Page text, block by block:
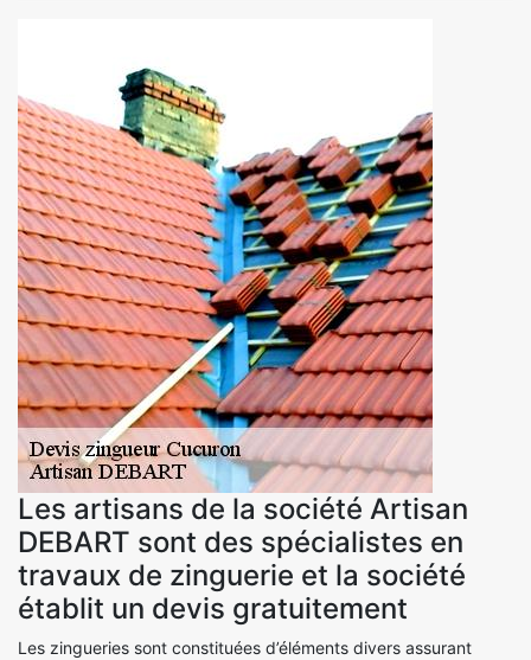
Les artisans de la société Artisan
DEBART sont des spécialistes en
travaux de zinguerie et la société
établit un devis gratuitement
Les zingueries sont constituées d’éléments divers assurant